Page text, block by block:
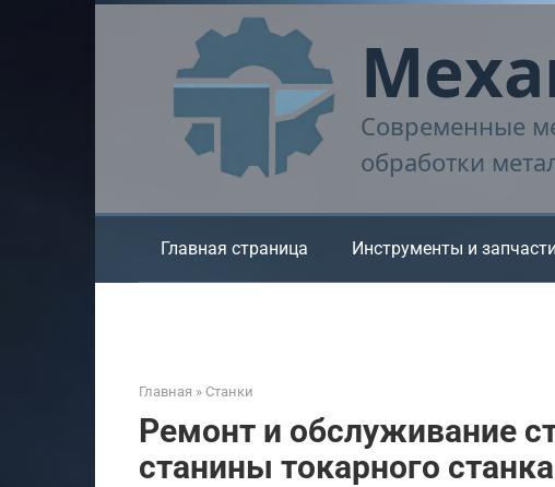
Современные
обработки
Главная страница Инструменты и запчасти
Главная » Станки
Ремонт и обслуживание
станины токарного